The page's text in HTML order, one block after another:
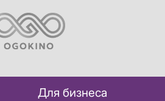
Для бизнеса